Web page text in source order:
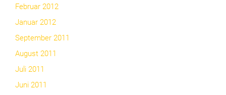
Februar 2012
Januar 2012
September 2011
August 2011
Juli 2011
Juni 2011